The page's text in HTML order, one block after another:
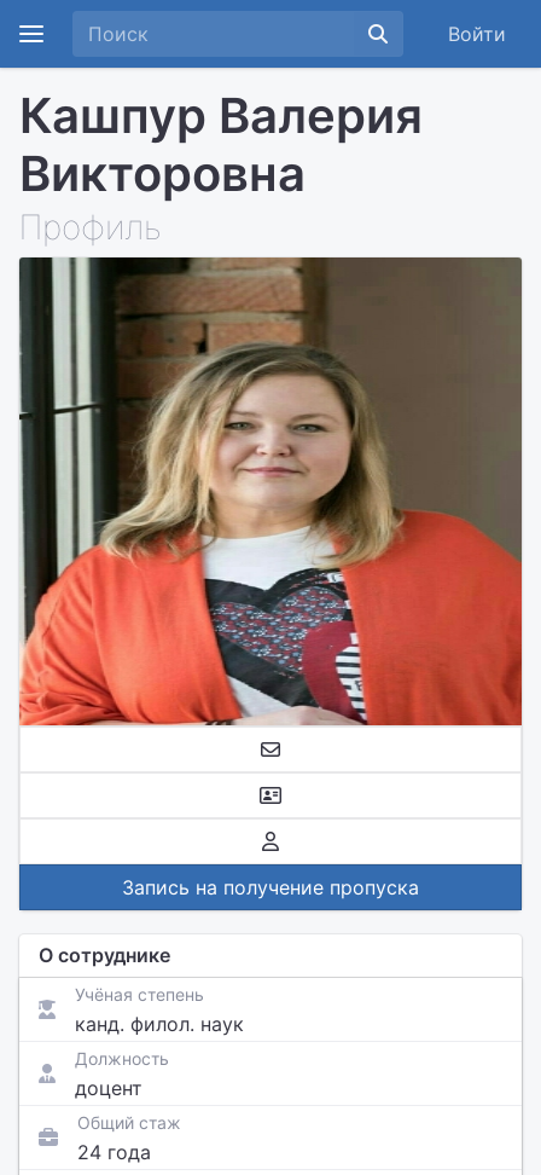
Войти
Кашпур Валерия
Викторовна
Профиль
Запись на получение пропуска
О сотруднике
Учёная степень
канд. филол. наук
Должность
доцент
Общий стаж
24 года